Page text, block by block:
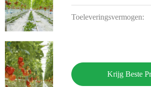
Toeleveringsvermogen:
Krijg Beste